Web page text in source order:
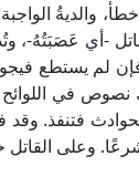
والديةُ
-أي
فإن لم يستطع
نصوص في
فتنفذ. وقد
شرعًا. وعلى